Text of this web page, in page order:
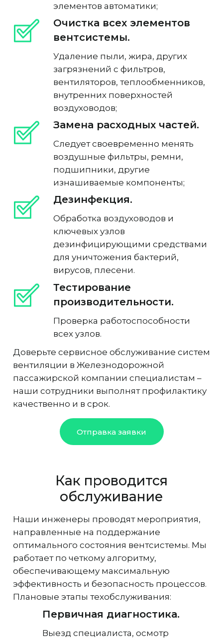
элементов автоматики;
Очистка всех элементов
вентсистемы.
Удаление пыли, жира, других
загрязнений с фильтров,
вентиляторов, теплообменников,
внутренних поверхностей
воздуховодов;
Замена расходных частей.
Следует своевременно менять
воздушные фильтры, ремни,
подшипники, другие
изнашиваемые компоненты;
Дезинфекция.
Обработка воздуховодов и
ключевых узлов
дезинфицирующими средствами
для уничтожения бактерий,
вирусов, плесени.
Тестирование
производительности.
Проверка работоспособности
всех узлов.
Доверьте сервисное обслуживание систем
вентиляции в Железнодорожной
пассажирской компании специалистам –
наши сотрудники выполнят профилактику
качественно и в срок.
Отправка заявки
Как проводится
обслуживание
Наши инженеры проводят мероприятия,
направленные на поддержание
оптимального состояния вентсистемы. Мы
работает по четкому алгоритму,
обеспечивающему максимальную
эффективность и безопасность процессов.
Плановые этапы техобслуживания:
Первичная диагностика.
Выезд специалиста, осмотр